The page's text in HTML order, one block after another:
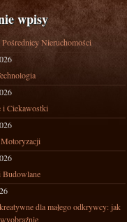
wpisy
Nieruchomości
i Ciekawostki
Motoryzacji
Budowlane
dla małego odkrywcy: jak